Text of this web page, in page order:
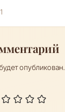
опубликован.